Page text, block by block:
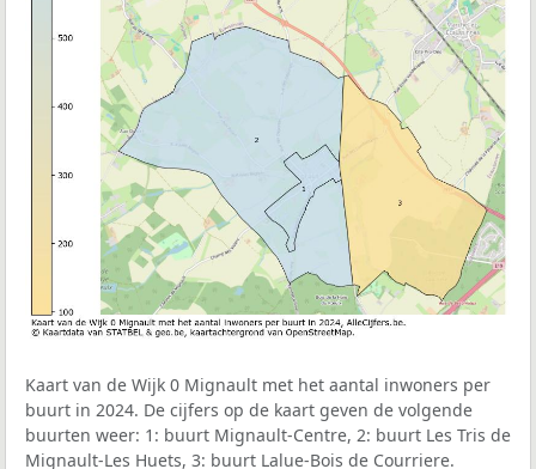
Kaart van de Wijk 0 Mignault met het aantal inwoners per
buurt in 2024. De cijfers op de kaart geven de volgende
buurten weer: 1: buurt Mignault-Centre, 2: buurt Les Tris de
Mignault-Les Huets, 3: buurt Lalue-Bois de Courriere.